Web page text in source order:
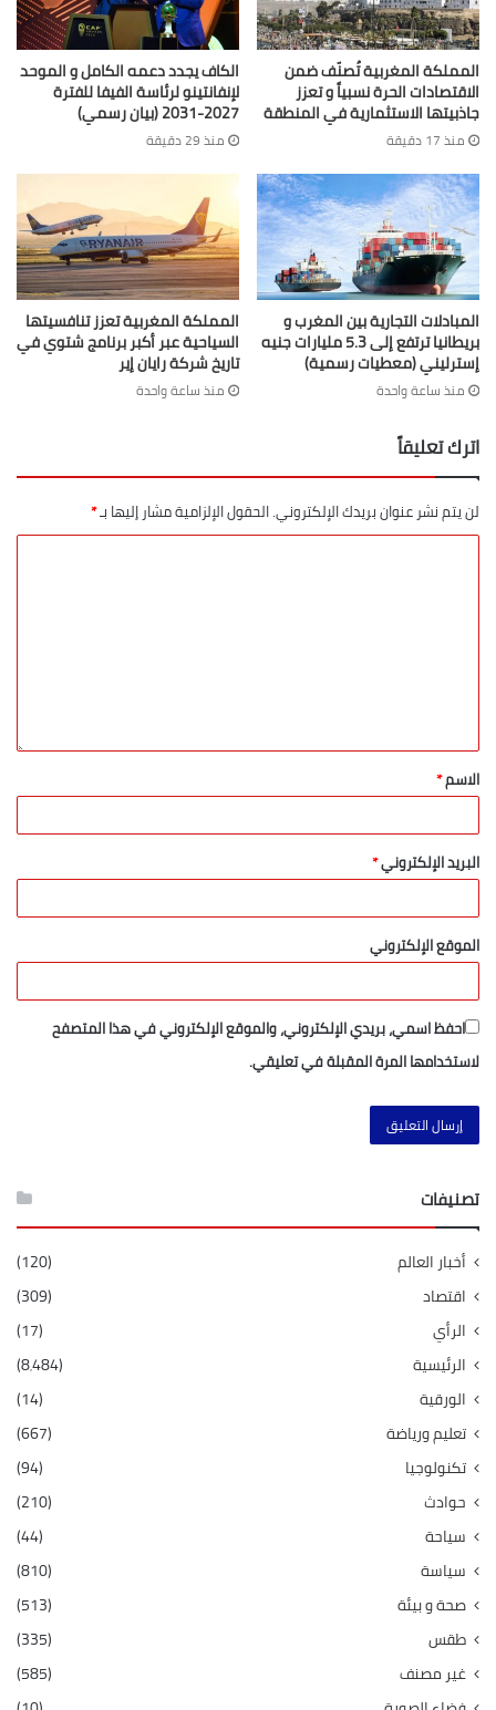
المملكة المغربية تُصنّف ضمن
الاقتصادات الحرة نسبياً و تعزز
جاذبيتها الاستثمارية في المنطقة
منذ 17 دقيقة
الكاف يجدد دعمه الكامل و الموحد
لإنفانتينو لرئاسة الفيفا للفترة
2027-2031 (بيان رسمي)
منذ 29 دقيقة
المبادلات التجارية بين المغرب و
بريطانيا ترتفع إلى 5.3 مليارات جنيه
إسترليني (معطيات رسمية)
منذ ساعة واحدة
المملكة المغربية تعزز تنافسيتها
السياحية عبر أكبر برنامج شتوي في
تاريخ شركة رايان إير
منذ ساعة واحدة
اترك تعليقاً
لن يتم نشر عنوان بريدك الإلكتروني.الحقول الإلزامية مشار إليها بـ*
الاسم*
البريد الإلكتروني*
الموقع الإلكتروني
احفظ اسمي، بريدي الإلكتروني، والموقع الإلكتروني في هذا المتصفح
لاستخدامها المرة المقبلة في تعليقي.
تصنيفات
أخبار العالم
(120)
اقتصاد
(309)
الرأي
(17)
الرئيسية
(8٬484)
الورقية
(14)
تعليم ورياضة
(667)
تكنولوجيا
(94)
حوادث
(210)
سياحة
(44)
سياسة
(810)
صحة و بيئة
(513)
طقس
(335)
غير مصنف
(585)